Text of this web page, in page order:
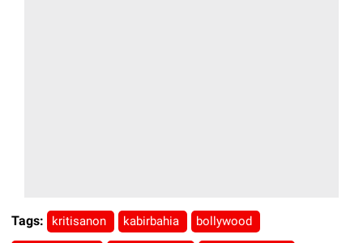
Tags: kritisanon kabirbahia bollywood